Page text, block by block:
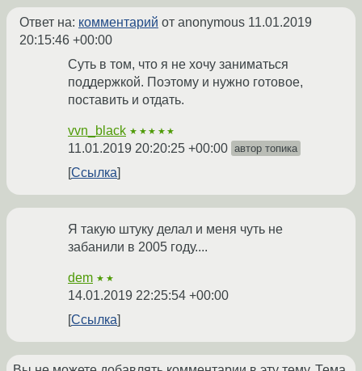
Ответ на: комментарий от anonymous 11.01.2019
20:15:46 +00:00
Суть в том, что я не хочу заниматься
поддержкой. Поэтому и нужно готовое,
поставить и отдать.
vvn_black ★★★★★
11.01.2019 20:20:25 +00:00 автор топика
Ссылка
Я такую штуку делал и меня чуть не
забанили в 2005 году....
dem ★★
14.01.2019 22:25:54 +00:00
Ссылка